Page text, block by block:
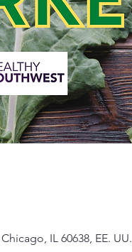
IL 60638, EE. UU.